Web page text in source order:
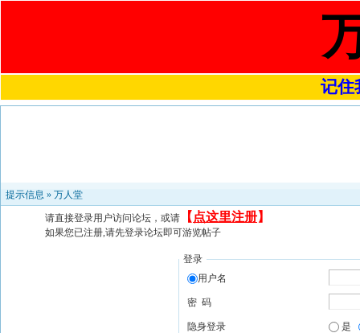
记住
提示信息 » 万人堂
请直接登录用户访问论坛，或请 【 点这里注册】
如果您已注册,请先登录论坛即可游览帖子
登录
用户名
密 码
隐身登录 是